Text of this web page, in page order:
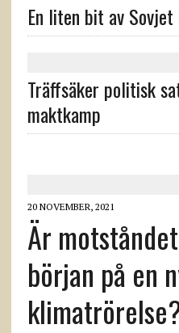
En liten bit av
Träffsäker politisk
maktkamp
20 NOVEMBER, 2021
Är
början på en